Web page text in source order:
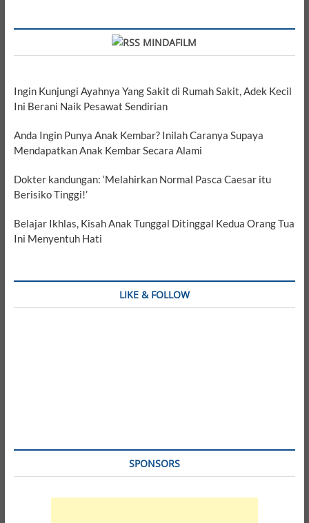
MINDAFILM
Ingin Kunjungi Ayahnya Yang Sakit di Rumah Sakit, Adek Kecil
Ini Berani Naik Pesawat Sendirian
Anda Ingin Punya Anak Kembar? Inilah Caranya Supaya
Mendapatkan Anak Kembar Secara Alami
Dokter kandungan: ‘Melahirkan Normal Pasca Caesar itu
Berisiko Tinggi!’
Belajar Ikhlas, Kisah Anak Tunggal Ditinggal Kedua Orang Tua
Ini Menyentuh Hati
LIKE & FOLLOW
SPONSORS